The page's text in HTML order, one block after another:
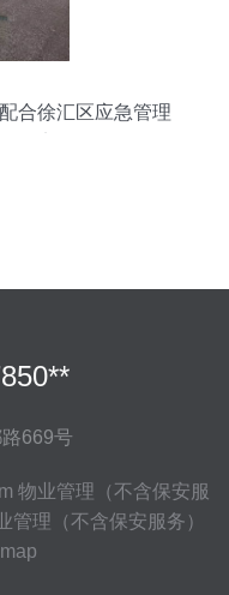
合徐汇区应急管理
669号
物业管理（不含保安服
管理（不含保安服务）